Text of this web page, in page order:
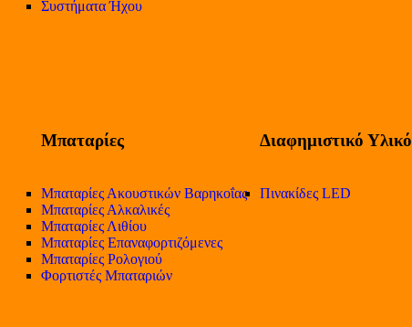
Συστήματα Ήχου
Μπαταρίες
Μπαταρίες Ακουστικών Βαρηκοΐας
Μπαταρίες Αλκαλικές
Μπαταρίες Λιθίου
Μπαταρίες Επαναφορτιζόμενες
Μπαταρίες Ρολογιού
Φορτιστές Μπαταριών
Διαφημιστικό Υλικό
Πινακίδες LED